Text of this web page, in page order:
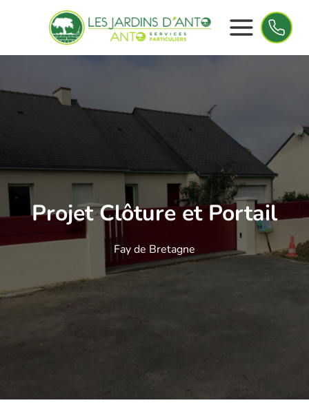
Panneau de gestion des cookies
Projet Clôture et Portail
Fay de Bretagne